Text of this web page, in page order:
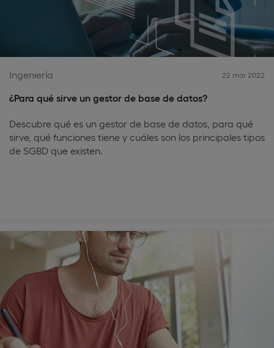
Ingeniería 22 mar 2022
¿Para qué sirve un gestor de base de datos?
Descubre qué es un gestor de base de datos, para qué
sirve, qué funciones tiene y cuáles son los principales tipos
de SGBD que existen.